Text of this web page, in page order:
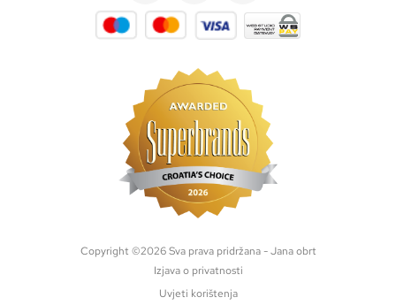
Copyright ©2026 Sva prava pridržana - Jana obrt
Izjava o privatnosti
Uvjeti korištenja